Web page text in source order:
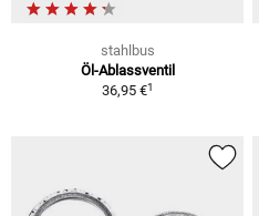
stahlbus
Öl-Ablassventil
36,95 €1